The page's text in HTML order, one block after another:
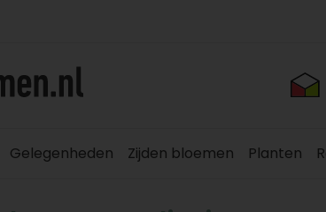
Gelegenheden Zijden bloemen Planten